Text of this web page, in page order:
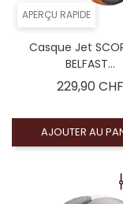
APERÇU RAPIDE
Casque Jet
BELFAST...
229,90 CHF
AJOUTER AU